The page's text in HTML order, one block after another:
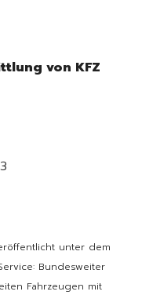
von KFZ
unter dem
Bundesweiter
Fahrzeugen mit